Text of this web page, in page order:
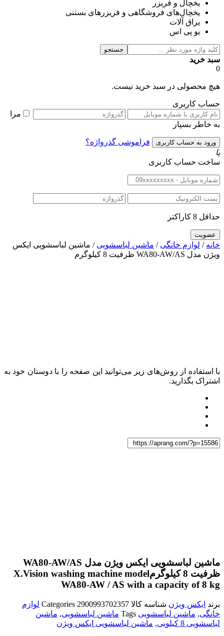
یخچال و فریزر
یخچال‌های فروشگاهی و فریزرهای بستنی
یراق آلات
یو پی اس
جستجو
سبد خرید
0
هیچ محصولی در سبد خرید نیست.
حساب کاربری
مرا
به خاطر بسپار
فراموشی گذرواژه؟
یا
ساخت حساب کاربری
حداقل 8 کاراکتر
خانه / لوازم خانگی / ماشین لباسشویی / ماشین لباسشویی ایکس
ویژن مدل WA80-AW/AS ظرفیت 8 کیلوگرم
با استفاده از روش‌های زیر می‌توانید این صفحه را با دوستان خود به
اشتراک بگذارید.
ماشین لباسشویی ایکس ویژن مدل WA80-AW/AS
ظرفیت 8 کیلوگرم
X.Vision washing machine model
WA80-AW / AS with a capacity of 8 kg
برند ایکس ویژن شناسه کالا 2900993702357
Categories لوازم
خانگی, ماشین لباسشویی Tags ماشین لباسشویی, ماشین
لباسشویی 8 کیلویی
, ماشین لباسشویی ایکس ویژن